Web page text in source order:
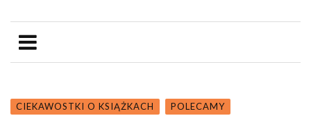
CIEKAWOSTKI O KSIĄŻKACH POLECAMY